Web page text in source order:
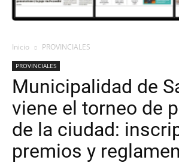
107.1
Inicio PROVINCIALES
PROVINCIALES
Municipalidad de
viene el torneo de
de la ciudad:
premios y